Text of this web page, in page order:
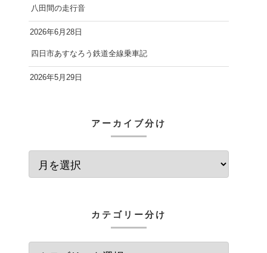
八田間の走行音
2026年6月28日
四日市あすなろう鉄道全線乗車記
2026年5月29日
アーカイブ分け
カテゴリー分け